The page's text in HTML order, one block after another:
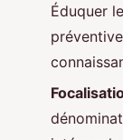
Éduquer